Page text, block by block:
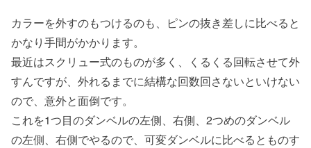
カラーを外すのもつけるのも、ピンの抜き差しに比べると
かなり手間がかかります。
最近はスクリュー式のものが多く、くるくる回転させて外
すんですが、外れるまでに結構な回数回さないといけない
ので、意外と面倒です。
これを1つ目のダンベルの左側、右側、2つめのダンベル
の左側、右側でやるので、可変ダンベルに比べるとものす